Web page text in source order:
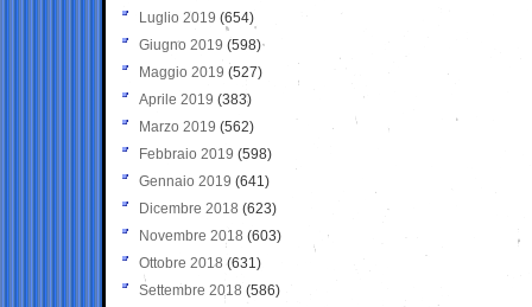
Luglio 2019 (654)
Giugno 2019 (598)
Maggio 2019 (527)
Aprile 2019 (383)
Marzo 2019 (562)
Febbraio 2019 (598)
Gennaio 2019 (641)
Dicembre 2018 (623)
Novembre 2018 (603)
Ottobre 2018 (631)
Settembre 2018 (586)